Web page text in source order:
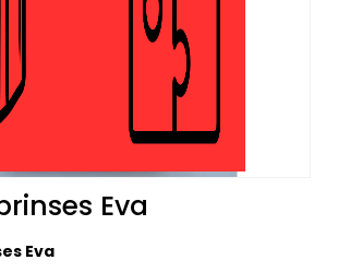
Eva
Eva